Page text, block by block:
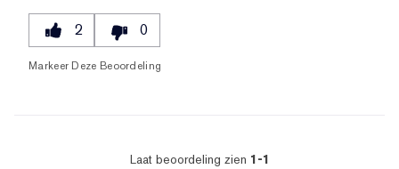
2 0
Markeer Deze Beoordeling
Laat beoordeling zien 1-1